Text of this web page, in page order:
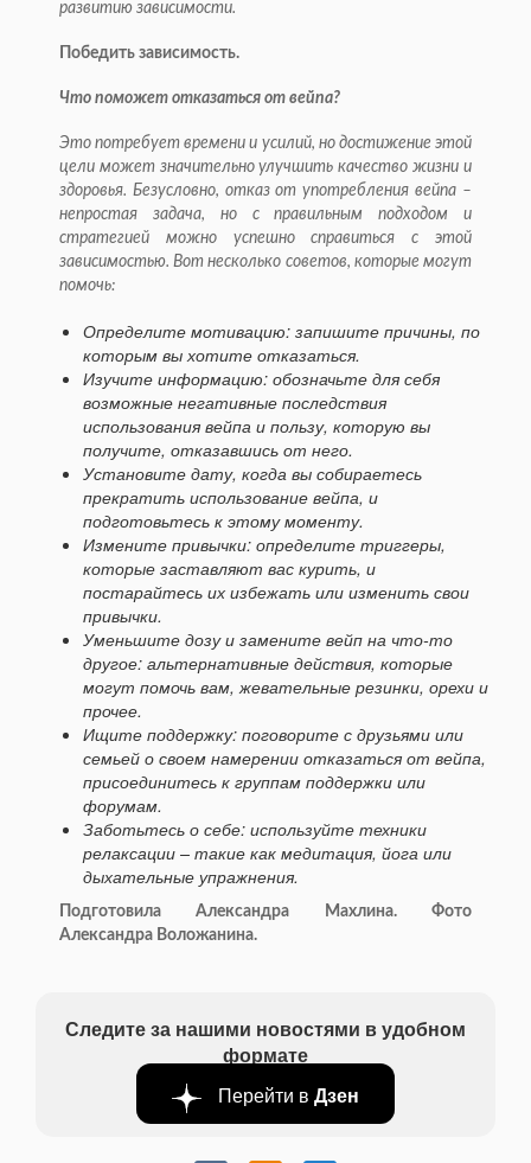
развитию зависимости.
Победить зависимость.
Что поможет отказаться от вейпа?
Это потребует времени и усилий, но достижение этой
цели может значительно улучшить качество жизни и
здоровья. Безусловно, отказ от употребления вейпа –
непростая задача, но с правильным подходом и
стратегией можно успешно справиться с этой
зависимостью. Вот несколько советов, которые могут
помочь:
Определите мотивацию: запишите причины, по
которым вы хотите отказаться.
Изучите информацию: обозначьте для себя
возможные негативные последствия
использования вейпа и пользу, которую вы
получите, отказавшись от него.
Установите дату, когда вы собираетесь
прекратить использование вейпа, и
подготовьтесь к этому моменту.
Измените привычки: определите триггеры,
которые заставляют вас курить, и
постарайтесь их избежать или изменить свои
привычки.
Уменьшите дозу и замените вейп на что-то
другое: альтернативные действия, которые
могут помочь вам, жевательные резинки, орехи и
прочее.
Ищите поддержку: поговорите с друзьями или
семьей о своем намерении отказаться от вейпа,
присоединитесь к группам поддержки или
форумам.
Заботьтесь о себе: используйте техники
релаксации – такие как медитация, йога или
дыхательные упражнения.
Подготовила Александра Махлина. Фото
Александра Воложанина.
Следите за нашими новостями в удобном
формате
Перейти в Дзен